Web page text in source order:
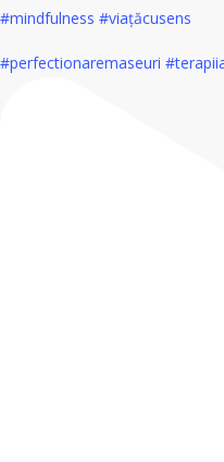
#perfectionaremaseuri